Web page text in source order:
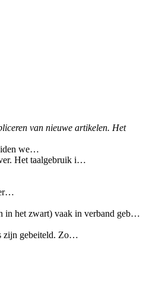
van nieuwe artikelen. Het
we…
Het taalgebruik i…
in het zwart) vaak in verband geb…
zijn gebeiteld. Zo…